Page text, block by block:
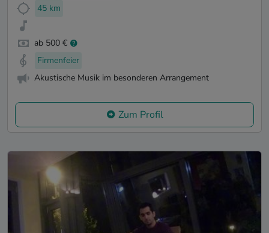
45 km
ab 500 €
Firmenfeier
Akustische Musik im besonderen Arrangement
Zum Profil